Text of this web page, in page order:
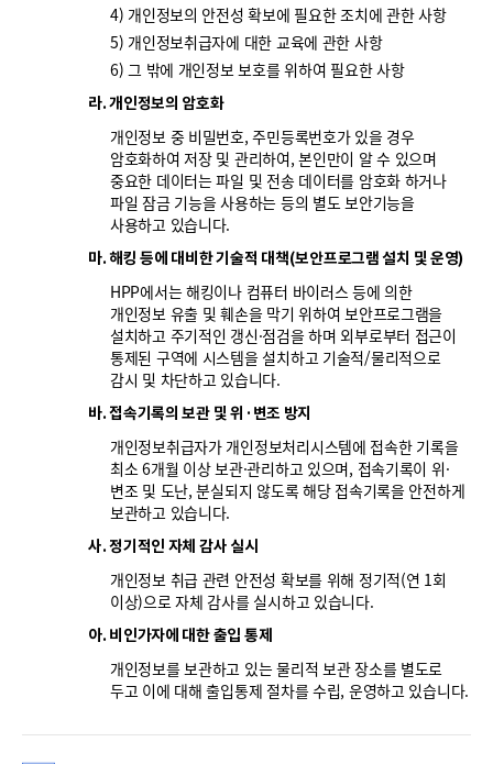
4) 개인정보의 안전성 확보에 필요한 조치에 관한 사항
5) 개인정보취급자에 대한 교육에 관한 사항
6) 그 밖에 개인정보 보호를 위하여 필요한 사항
라. 개인정보의 암호화
개인정보 중 비밀번호, 주민등록번호가 있을 경우
암호화하여 저장 및 관리하여, 본인만이 알 수 있으며
중요한 데이터는 파일 및 전송 데이터를 암호화 하거나
파일 잠금 기능을 사용하는 등의 별도 보안기능을
사용하고 있습니다.
마. 해킹 등에 대비한 기술적 대책(보안프로그램 설치 및 운영)
HPP에서는 해킹이나 컴퓨터 바이러스 등에 의한
개인정보 유출 및 훼손을 막기 위하여 보안프로그램을
설치하고 주기적인 갱신·점검을 하며 외부로부터 접근이
통제된 구역에 시스템을 설치하고 기술적/물리적으로
감시 및 차단하고 있습니다.
바. 접속기록의 보관 및 위·변조 방지
개인정보취급자가 개인정보처리시스템에 접속한 기록을
최소 6개월 이상 보관·관리하고 있으며, 접속기록이 위·
변조 및 도난, 분실되지 않도록 해당 접속기록을 안전하게
보관하고 있습니다.
사. 정기적인 자체 감사 실시
개인정보 취급 관련 안전성 확보를 위해 정기적(연 1회
이상)으로 자체 감사를 실시하고 있습니다.
아. 비인가자에 대한 출입 통제
개인정보를 보관하고 있는 물리적 보관 장소를 별도로
두고 이에 대해 출입통제 절차를 수립, 운영하고 있습니다.